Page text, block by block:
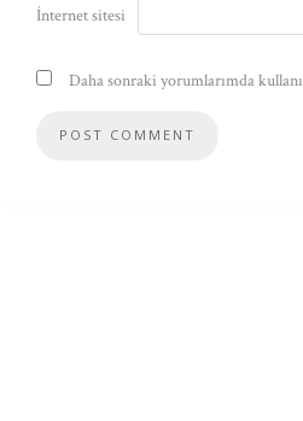
İnternet sitesi
Daha sonraki yorumlarımda